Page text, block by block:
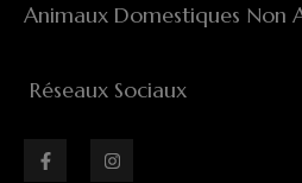
Animaux Domestiques Non
Réseaux Sociaux